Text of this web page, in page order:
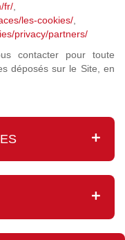
fr/
les-cookies/
privacy/partners/
contacter pour toute
déposés sur le Site, en